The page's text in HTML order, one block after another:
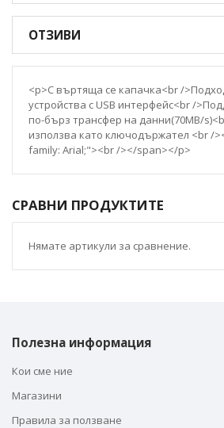
ОТЗИВИ
<p>С въртяща се капачка<br /
устройства с USB интерфейс<br /
по-бърз трансфер на данни(70MB/
използва като ключодържател <br /
family: Arial;"><br /></span></p>
СРАВНИ ПРОДУКТИТЕ
Нямате артикули за сравнение.
Полезна информация
Кои сме ние
Магазини
Правила за ползване